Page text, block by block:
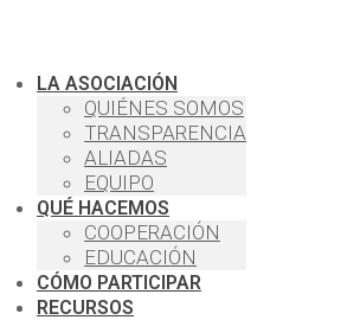
LA ASOCIACIÓN
QUIÉNES SOMOS
TRANSPARENCIA
ALIADAS
EQUIPO
QUÉ HACEMOS
COOPERACIÓN
EDUCACIÓN
CÓMO PARTICIPAR
RECURSOS